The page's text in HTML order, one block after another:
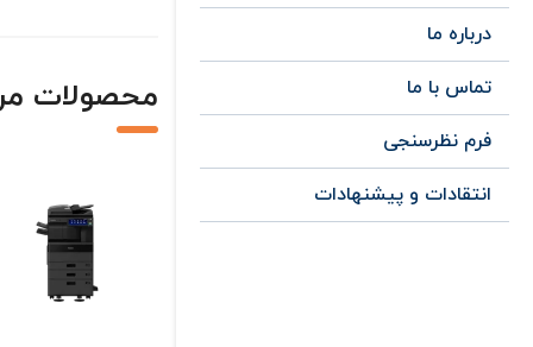
درباره ما
تماس با ما
فرم نظرسنجی
انتقادات و پیشنهادات
محصولات